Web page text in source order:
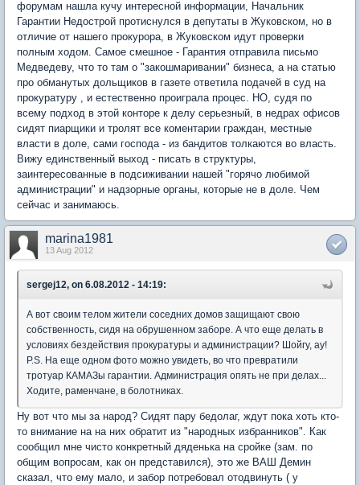
форумам нашла кучу интересной информации, Начальник
Гарантии Недострой протиснулся в депутаты в Жуковском, но в
отличие от нашего прокурора, в Жуковском идут проверки
полным ходом. Самое смешное - Гарантия отправила письмо
Медведеву, что то там о "закошмаривании" бизнеса, а на статью
про обманутых дольщиков в газете ответила подачей в суд на
прокуратуру , и естественно проиграла процес. НО, судя по
всему подход в этой конторе к делу серьезный, в недрах офисов
сидят пиарщики и тролят все коментарии граждан, местные
власти в доле, сами господа - из бандитов толкаются во власть.
Вижу единственный выход - писать в структуры,
заинтересованные в подсиживании нашей "горячо любимой
администрации" и надзорные органы, которые не в доле. Чем
сейчас и занимаюсь.
marina1981
13 Aug 2012
sergej12, on 6.08.2012 - 14:19:
А вот своим телом жители соседних домов защищают свою
собственность, сидя на обрушенном заборе. А что еще делать в
условиях бездействия прокуратуры и администрации? Шойгу, ау!
P.S. На еще одном фото можно увидеть, во что превратили
тротуар КАМАЗы гарантии. Администрация опять не при делах...
Ходите, раменчане, в болотниках.
Ну вот что мы за народ? Сидят пару бедолаг, ждут пока хоть кто-
то внимание на на них обратит из "народных избранников". Как
сообщил мне чисто конкретный дяденька на сройке (зам. по
общим вопросам, как он представился), это же ВАШ Демин
сказал, что ему мало, и забор потребовал отодвинуть ( у